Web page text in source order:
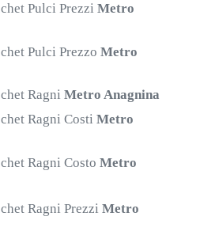
Pulci PrezziMetro
Pulci PrezzoMetro
RagniMetro Anagnina
Ragni CostiMetro
Ragni CostoMetro
Ragni PrezziMetro